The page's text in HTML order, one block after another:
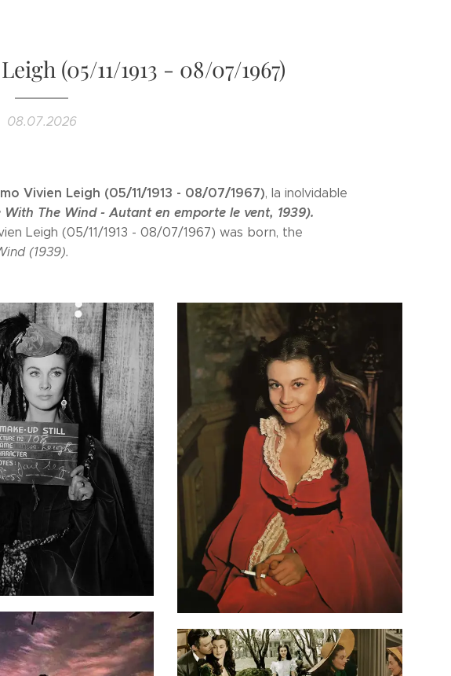
(05/11/1913 - 08/07/1967)
08.07.2026
Vivien Leigh (05/11/1913 - 08/07/1967), la inolvidable
The Wind - Autant en emporte le vent, 1939).
Leigh (05/11/1913 - 08/07/1967) was born, the
(1939).